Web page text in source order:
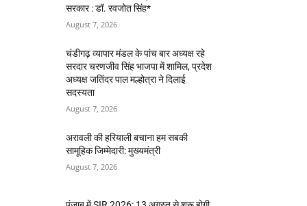
सरकार : डॉ. रवजोत सिंह*
August 7, 2026
चंडीगढ़ व्यापार मंडल के पांच बार अध्यक्ष रहे
सरदार चरणजीव सिंह भाजपा में शामिल, प्रदेश
अध्यक्ष जतिंदर पाल मल्होत्रा ने दिलाई
सदस्यता
August 7, 2026
अरावली की हरियाली बचाना हम सबकी
सामूहिक जिम्मेदारी: मुख्यमंत्री
August 7, 2026